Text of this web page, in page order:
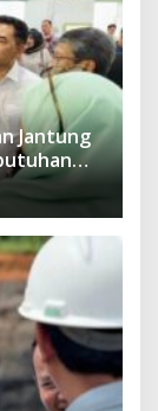
Jantung